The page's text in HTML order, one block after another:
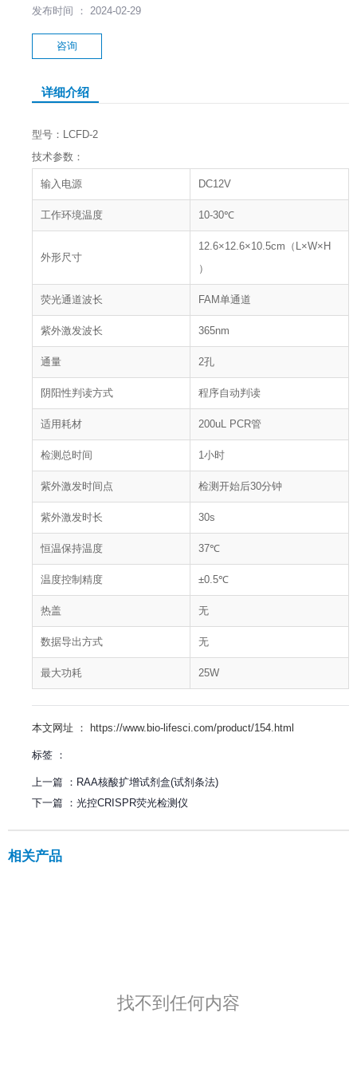
发布时间 ： 2024-02-29
咨询
详细介绍
型号：LCFD-2
技术参数：
输入电源 DC12V
工作环境温度 10-30℃
外形尺寸
12.6×12.6×10.5cm（L×W×H
）
荧光通道波长 FAM单通道
紫外激发波长 365nm
通量 2孔
阴阳性判读方式 程序自动判读
适用耗材 200uL PCR管
检测总时间 1小时
紫外激发时间点 检测开始后30分钟
紫外激发时长 30s
恒温保持温度 37℃
温度控制精度 ±0.5℃
热盖 无
数据导出方式 无
最大功耗 25W
本文网址 ： https://www.bio-lifesci.com/product/154.html
标签 ：
上一篇 ： RAA核酸扩增试剂盒(试剂条法)
下一篇 ： 光控CRISPR荧光检测仪
相关产品
找不到任何内容